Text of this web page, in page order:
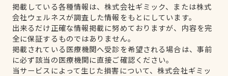
掲載している各種情報は、株式会社ギミック、または株式
会社ウェルネスが調査した情報をもとにしています。
出来るだけ正確な情報掲載に努めておりますが、内容を完
全に保証するものではありません。
掲載されている医療機関へ受診を希望される場合は、事前
に必ず該当の医療機関に直接ご確認ください。
当サービスによって生じた損害について、株式会社ギミッ